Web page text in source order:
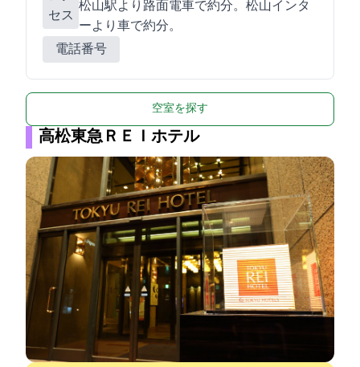
セス
松山駅より路面電車で約8分。松山インタ
ーより車で約15分。
電話番号
空室を探す
高松東急ＲＥＩホテル